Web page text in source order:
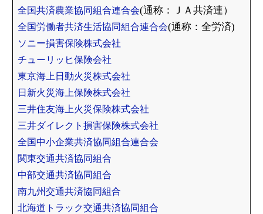
全国共済農業協同組合連合会(通称：ＪＡ共済連）
全国労働者共済生活協同組合連合会(通称：全労済)
ソニー損害保険株式会社
チューリッヒ保険会社
東京海上日動火災株式会社
日新火災海上保険株式会社
三井住友海上火災保険株式会社
三井ダイレクト損害保険株式会社
全国中小企業共済協同組合連合会
関東交通共済協同組合
中部交通共済協同組合
南九州交通共済協同組合
北海道トラック交通共済協同組合